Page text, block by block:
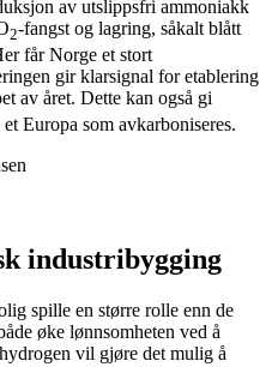
av utslippsfri ammoniakk
2-fangst og lagring, såkalt blått
får Norge et stort
gir klarsignal for etablering
av året. Dette kan også gi
Europa som avkarboniseres.
industribygging
spille en større rolle enn de
øke lønnsomheten ved å
vil gjøre det mulig å